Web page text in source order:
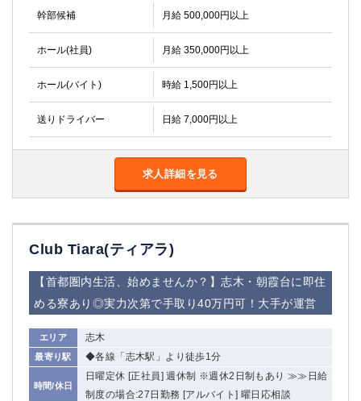
幹部候補 月給 500,000円以上
ホール(社員) 月給 350,000円以上
ホール(バイト) 時給 1,500円以上
送りドライバー 日給 7,000円以上
求人詳細を見る
Club Tiara(ティアラ)
【首都圏内生活、始めませんか？】志木・朝霞台に即住
める寮あり◎実力次第で手取り40万円可！大手が運営
エリア 志木
最寄り駅 ◆各線「志木駅」より徒歩1分
時間/休日
日曜定休 [正社員] 週休制 ※週休2日制もあり ≫≫日給
制度の場合:27日勤務 [アルバイト] 曜日応相談
埼玉県
志木
川越
草加
南浦和
所沢
熊谷
川口
千葉県
船橋
津田沼
成田
千葉
西船橋
佐倉
柏（西口）
木更津
柏（東口）
茂原
松戸
八千代台
本八幡
東金
浦安